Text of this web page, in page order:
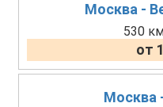
Москва -
530
от
Москва